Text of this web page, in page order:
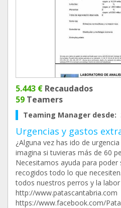
5.443 € Recaudados
59 Teamers
Teaming Manager desde:
Urgencias y gastos
¿Alguna vez has ido de urgencia
imagina si tuvieras más de 60
Necesitamos ayuda para
recogidos todo lo que
todos nuestros perros y la
http://www.patascantabria.com
https://www.facebook.com/